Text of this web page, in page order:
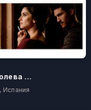
Королева Испании
Испания